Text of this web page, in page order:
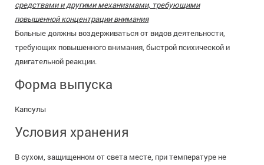
средствами и другими механизмами, требующими
повышенной концентрации внимания
Больные должны воздерживаться от видов деятельности,
требующих повышенного внимания, быстрой психической и
двигательной реакции.
Форма выпуска
Капсулы
Условия хранения
В сухом, защищенном от света месте, при температуре не